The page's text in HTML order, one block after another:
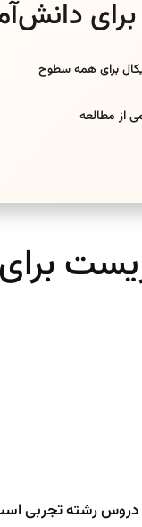
برای
رشته تجربی است